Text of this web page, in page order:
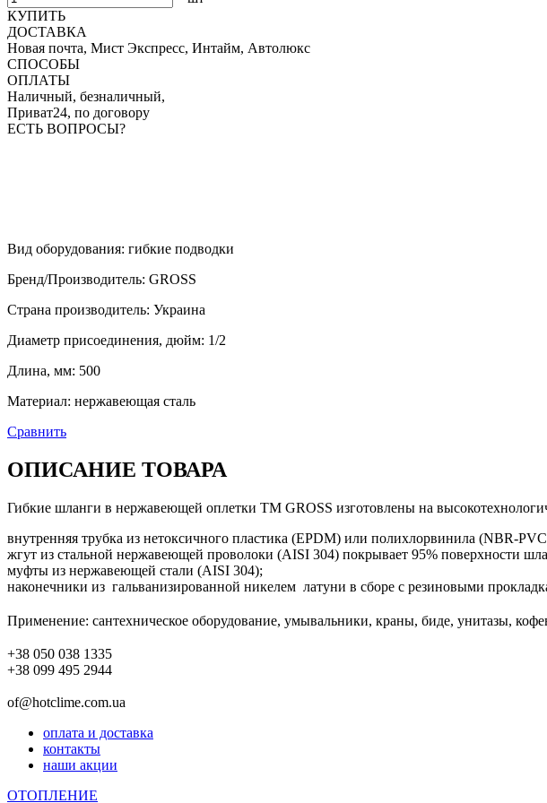
КУПИТЬ
ДОСТАВКА
Новая почта, Мист Экспресс, Интайм, Автолюкс
СПОСОБЫ
ОПЛАТЫ
Наличный, безналичный,
Приват24, по договору
ЕСТЬ ВОПРОСЫ?
Вид оборудования: гибкие подводки
Бренд/Производитель: GROSS
Страна производитель: Украина
Диаметр присоединения, дюйм: 1/2
Длина, мм: 500
Материал: нержавеющая сталь
Сравнить
ОПИСАНИЕ ТОВАРА
Гибкие шланги в нержавеющей оплетки ТМ GROSS изготовлены на
внутренняя трубка из нетоксичного пластика (EPDM) или полихлорвинила (NBR-
жгут из стальной нержавеющей проволоки (AISI 304) покрывает 95% поверхности
муфты из нержавеющей стали (AISI 304);
наконечники из гальванизированной никелем латуни в сборе с резиновыми
Применение: сантехническое оборудование, умывальники, краны, биде, унитазы,
+38 050 038 1335
+38 099 495 2944
of@hotclime.com.ua
оплата и доставка
контакты
наши акции
ОТОПЛЕНИЕ